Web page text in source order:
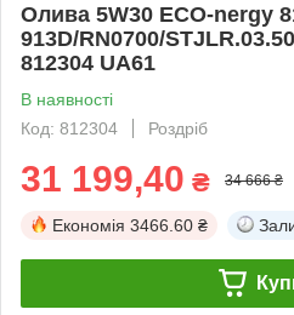
Олива 5W30 ECO-nergy
913D/RN0700/
812304 UA61
В наявності
Код: 812304
Роздріб
31 199,40 ₴ 34 666 ₴
Економія 3466.60 ₴